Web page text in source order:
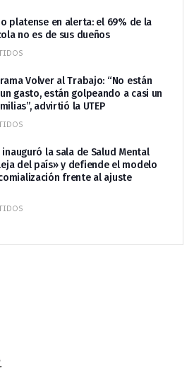
platense en alerta: el 69% de la
no es de sus dueños
Volver al Trabajo: “No están
gasto, están golpeando a casi un
advirtió la UTEP
inauguró la sala de Salud Mental
del país» y defiende el modelo
frente al ajuste